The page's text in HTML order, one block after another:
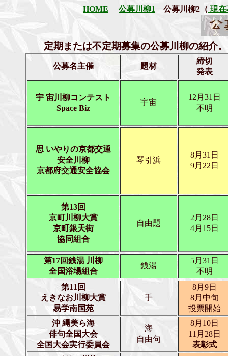
HOME 公募川柳1 公募川柳2（ 現
定期または不定期募集の公募川柳の紹介。
公募名主催 題材
締切
発表
宇 宙川柳コンテスト
Space Biz
宇宙
12月31日
不明
思 いやりの京都交通
安全川柳
京都府交通安全協会
琴引浜
8月31日
9月22日
第13回
京町川柳大賞
京町銀天街
協同組合
自由題
2月28日
4月15日
第17回銭湯 川柳
全国浴場組合
銭湯
5月31日
不明
第11回
えきなお川柳大賞
易学南国苑
手
8月9日
8月中旬
投票開始
沖 縄美ら海
俳句全国大会
全国大会実行委員会
海
自由句
8月10日
11月28日
表彰式